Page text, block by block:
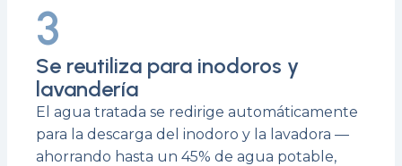
3
Se reutiliza para inodoros y
lavandería
El agua tratada se redirige automáticamente
para la descarga del inodoro y la lavadora —
ahorrando hasta un 45% de agua potable,